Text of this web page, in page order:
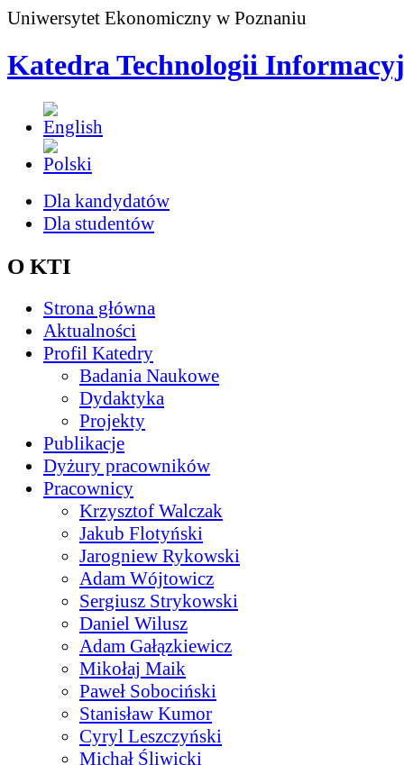
Uniwersytet Ekonomiczny w Poznaniu
Katedra Technologii
Dla kandydatów
Dla studentów
O KTI
Strona główna
Aktualności
Profil Katedry
Badania Naukowe
Dydaktyka
Projekty
Publikacje
Dyżury pracowników
Pracownicy
Krzysztof Walczak
Jakub Flotyński
Jarogniew Rykowski
Adam Wójtowicz
Sergiusz Strykowski
Daniel Wilusz
Adam Gałązkiewicz
Mikołaj Maik
Paweł Sobociński
Stanisław Kumor
Cyryl Leszczyński
Michał Śliwicki